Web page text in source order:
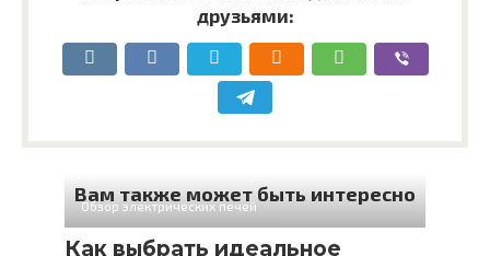
друзьями:
Вам также может быть интересно
Обзор электрических печей
Как выбрать идеальное